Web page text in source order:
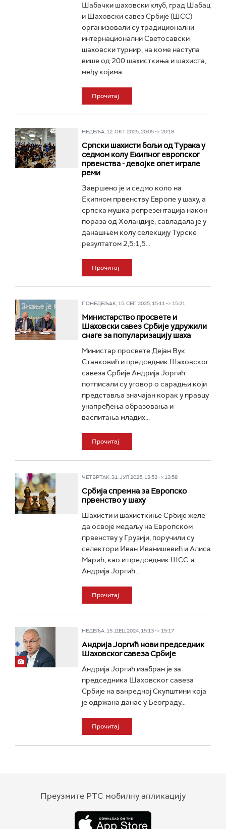
Шабачки шаховски клуб, град Шабац
и Шаховски савез Србије (ШСС)
организовали су традиционални
интернационални Светосавски
шаховски турнир, на коме наступа
више од 200 шахисткиња и шахиста,
међу којима...
Прочитај
НЕДЕЉА, 12. ОКТ 2025, 20:05 -> 20:18
Српски шахисти бољи од Турака у
седмом колу Екипног европског
првенства - девојке опет играле
реми
Завршено је и седмо коло на
Екипном првенству Европе у шаху, а
српска мушка репрезентација након
пораза од Холандије, савладала је у
данашњем колу селекцију Турске
резултатом 2,5:1,5...
Прочитај
ПОНЕДЕЉАК, 15. СЕП 2025, 15:11 -> 15:21
Министарство просвете и
Шаховски савез Србије удружили
снаге за популаризацију шаха
Министар просвете Дејан Вук
Станковић и председник Шаховског
савеза Србије Андрија Јоргић
потписали су уговор о сарадњи који
представља значајан корак у правцу
унапређења образовања и
васпитања младих...
Прочитај
ЧЕТВРТАК, 31. ЈУЛ 2025, 13:53 -> 13:58
Србија спремна за Европско
првенство у шаху
Шахисти и шахисткиње Србије желе
да освоје медаљу на Европском
првенству у Грузији, поручили су
селектори Иван Иванишевић и Алиса
Марић, као и председник ШСС-а
Андрија Јоргић...
Прочитај
НЕДЕЉА, 15. ДЕЦ 2024, 15:13 -> 15:17
Андрија Јоргић нови председник
Шаховског савеза Србије
Андрија Јоргић изабран је за
председника Шаховског савеза
Србије на ванредној Скупштини која
је одржана данас у Београду...
Прочитај
Преузмите РТС мобилну апликацију